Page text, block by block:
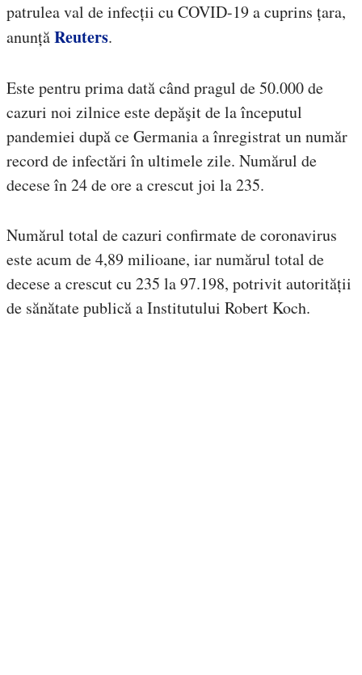
patrulea val de infecții cu COVID-19 a cuprins țara,
anunțăReuters.
Este pentru prima dată când pragul de 50.000 de
cazuri noi zilnice este depăşit de la începutul
pandemiei după ce Germania a înregistrat un număr
record de infectări în ultimele zile. Numărul de
decese în 24 de ore a crescut joi la 235.
Numărul total de cazuri confirmate de coronavirus
este acum de 4,89 milioane, iar numărul total de
decese a crescut cu 235 la 97.198, potrivit autorității
de sănătate publică a Institutului Robert Koch.